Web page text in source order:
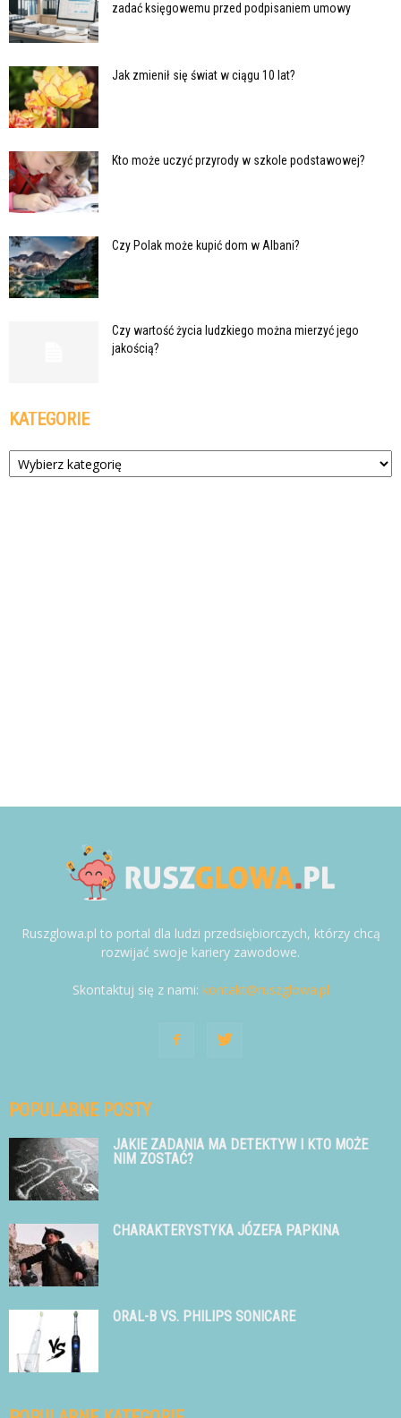
zadać księgowemu przed podpisaniem umowy
Jak zmienił się świat w ciągu 10 lat?
Kto może uczyć przyrody w szkole podstawowej?
Czy Polak może kupić dom w Albani?
Czy wartość życia ludzkiego można mierzyć jego
jakością?
KATEGORIE
Kategorie
Ruszglowa.pl to portal dla ludzi przedsiębiorczych, którzy chcą
rozwijać swoje kariery zawodowe.
Skontaktuj się z nami: kontakt@ruszglowa.pl
POPULARNE POSTY
JAKIE ZADANIA MA DETEKTYW I KTO MOŻE
NIM ZOSTAĆ?
CHARAKTERYSTYKA JÓZEFA PAPKINA
ORAL-B VS. PHILIPS SONICARE